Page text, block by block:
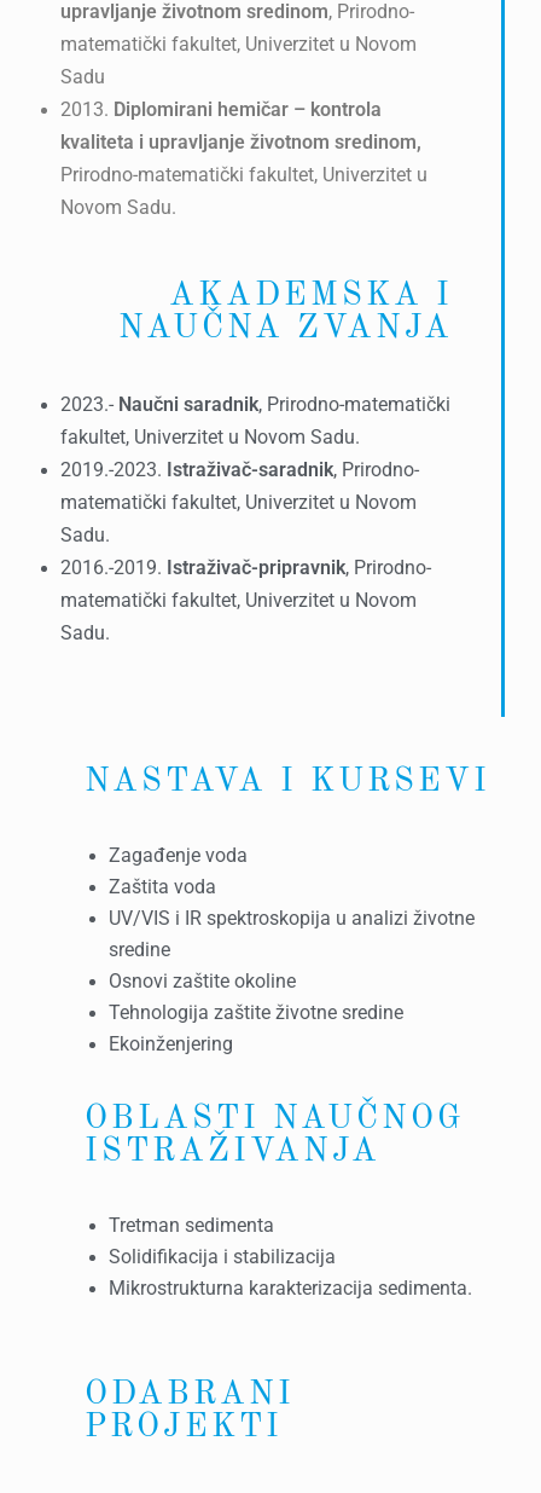
upravljanje životnom sredinom, Prirodno-
matematički fakultet, Univerzitet u Novom
Sadu
2013. Diplomirani hemičar – kontrola
kvaliteta i upravljanje životnom sredinom,
Prirodno-matematički fakultet, Univerzitet u
Novom Sadu.
AKADEMSKA I
NAUČNA ZVANJA
2023.- Naučni saradnik, Prirodno-matematički
fakultet, Univerzitet u Novom Sadu.
2019.-2023. Istraživač-saradnik, Prirodno-
matematički fakultet, Univerzitet u Novom
Sadu.
2016.-2019. Istraživač-pripravnik, Prirodno-
matematički fakultet, Univerzitet u Novom
Sadu.
NASTAVA I KURSEVI
Zagađenje voda
Zaštita voda
UV/VIS i IR spektroskopija u analizi životne
sredine
Osnovi zaštite okoline
Tehnologija zaštite životne sredine
Ekoinženjering
OBLASTI NAUČNOG
ISTRAŽIVANJA
Tretman sedimenta
Solidifikacija i stabilizacija
Mikrostrukturna karakterizacija sedimenta.
ODABRANI
PROJEKTI